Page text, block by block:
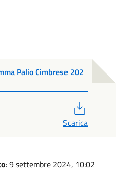
Palio Cimbrese 202
Scarica
: 9 settembre 2024, 10:02